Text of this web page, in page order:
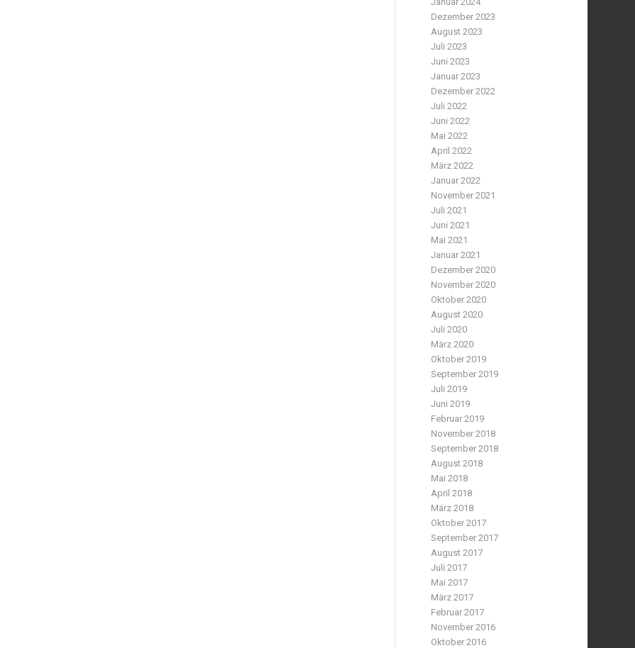
Dezember 2023
August 2023
Juli 2023
Juni 2023
Januar 2023
Dezember 2022
Juli 2022
Juni 2022
Mai 2022
April 2022
März 2022
Januar 2022
November 2021
Juli 2021
Juni 2021
Mai 2021
Januar 2021
Dezember 2020
November 2020
Oktober 2020
August 2020
Juli 2020
März 2020
Oktober 2019
September 2019
Juli 2019
Juni 2019
Februar 2019
November 2018
September 2018
August 2018
Mai 2018
April 2018
März 2018
Oktober 2017
September 2017
August 2017
Juli 2017
Mai 2017
März 2017
Februar 2017
November 2016
Oktober 2016